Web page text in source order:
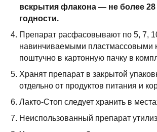
вскрытия флакона — не более 28
годности.
Препарат расфасовывают по 5, 7,
навинчиваемыми пластмассовыми
поштучно в картонную пачку в
Хранят препарат в закрытой
отдельно от продуктов питания и
Лакто-Стоп следует хранить в
Неиспользованный препарат